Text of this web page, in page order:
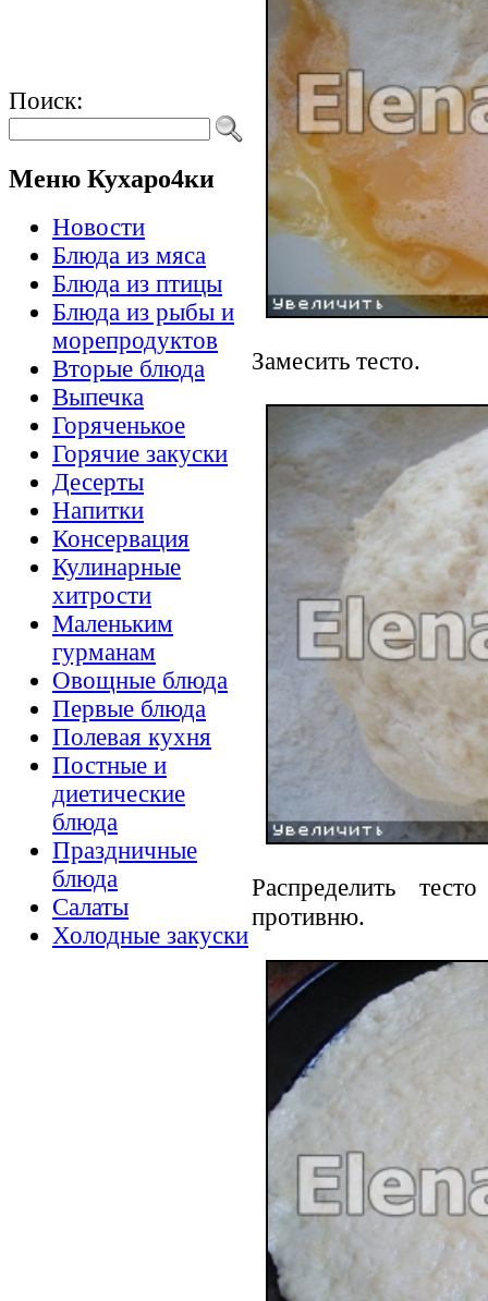
Поиск:
Меню Кухаро4ки
Новости
Блюда из мяса
Блюда из птицы
Блюда из рыбы и
морепродуктов
Вторые блюда
Выпечка
Горяченькое
Горячие закуски
Десерты
Напитки
Консервация
Кулинарные
хитрости
Маленьким
гурманам
Овощные блюда
Первые блюда
Полевая кухня
Постные и
диетические
блюда
Праздничные
блюда
Салаты
Холодные закуски
Замесить тесто.
Распределить
противню.